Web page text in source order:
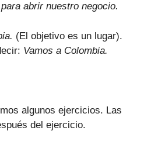
abrir nuestro negocio.
(El objetivo es un lugar).
Vamos a Colombia.
algunos ejercicios. Las
del ejercicio.